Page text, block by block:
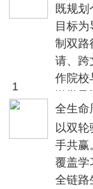
1
既规
目标为
制双路
请、跨
作院校
游学及
化延伸
以双
手共赢
覆盖学
全链路
全生命